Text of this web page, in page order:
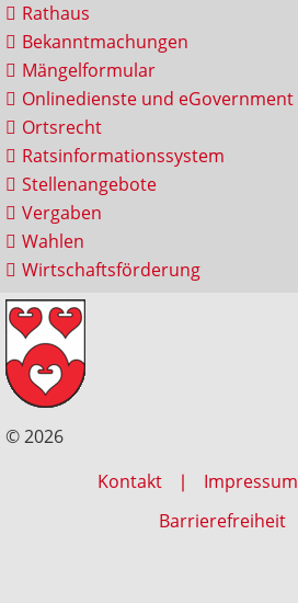
Rathaus
Bekanntmachungen
Mängelformular
Onlinedienste und eGovernment
Ortsrecht
Ratsinformationssystem
Stellenangebote
Vergaben
Wahlen
Wirtschaftsförderung
© 2026
Kontakt
Impressum
Barrierefreiheit